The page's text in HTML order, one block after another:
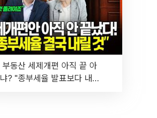
부동산 세제개편 아직 끝 아
냐? "종부세율 발표보다 내릴